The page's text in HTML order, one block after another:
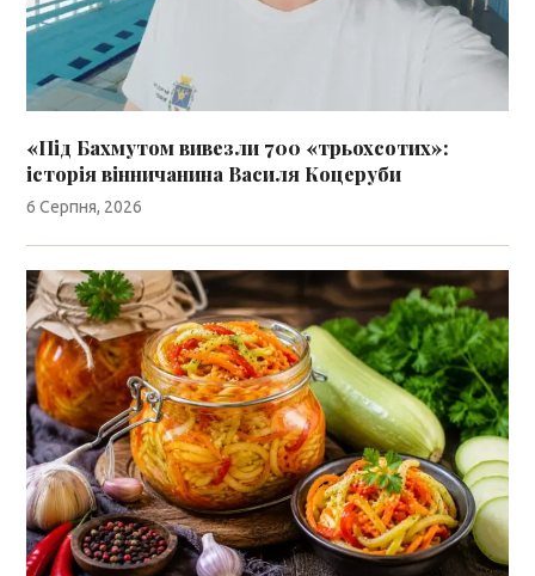
«Під Бахмутом вивезли 700 «трьохсотих»:
історія вінничанина Василя Коцеруби
6 Серпня, 2026